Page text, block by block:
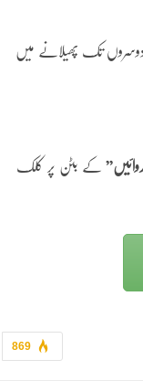
دوسروں تک پھیلانے میں
کے بٹن پر کلک
869